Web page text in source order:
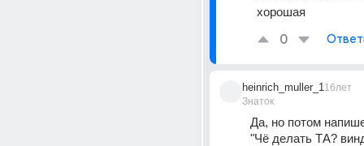
хорошая
0
heinrich_muller_1
Знаток
16лет
Да, но потом
"Чё делать ТА?